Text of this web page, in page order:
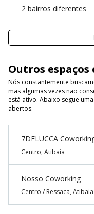
2 bairros diferentes
Outros espaços
Nós constantemente
mas algumas vezes não
está ativo. Abaixo segue
abertos.
7DELUCCA
Centro, Atibaia
Nosso Coworking
Centro / Ressaca, Atibaia